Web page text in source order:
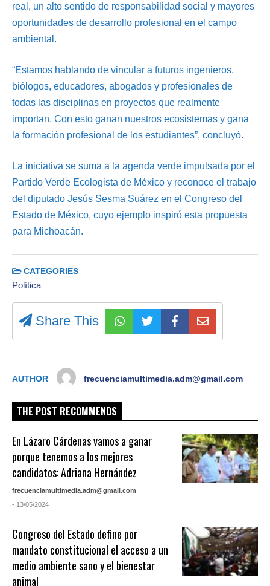
real, un alto sentido de responsabilidad social y mayores
oportunidades de desarrollo profesional en el campo
ambiental.
“Estamos hablando de vincular a futuros ingenieros,
biólogos, educadores, abogados y profesionales de
todas las disciplinas en proyectos que realmente
importan. Con esto ganan nuestros ecosistemas y gana
la formación profesional de los estudiantes”, concluyó.
La iniciativa se suma a la agenda verde impulsada por el
Partido Verde Ecologista de México y reconoce el trabajo
del diputado Jesús Sesma Suárez en el Congreso del
Estado de México, cuyo ejemplo inspiró esta propuesta
para Michoacán.
CATEGORIES
Política
Share This
AUTHOR frecuenciamultimedia.adm@gmail.com
THE POST RECOMMENDS
En Lázaro Cárdenas vamos a ganar
porque tenemos a los mejores
candidatos: Adriana Hernández
frecuenciamultimedia.adm@gmail.com
- 13/05/2024
Congreso del Estado define por
mandato constitucional el acceso a un
medio ambiente sano y el bienestar
animal